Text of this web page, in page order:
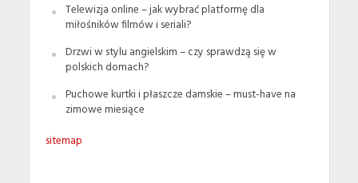
Telewizja online – jak wybrać platformę dla
miłośników filmów i seriali?
Drzwi w stylu angielskim – czy sprawdzą się w
polskich domach?
Puchowe kurtki i płaszcze damskie – must-have na
zimowe miesiące
sitemap